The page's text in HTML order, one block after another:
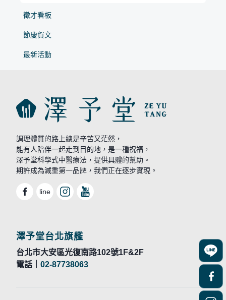
徵才看板
節慶賀文
最新活動
調理體質的路上總是辛苦又茫然，
能有人陪伴一起走到目的地，是一種祝福，
澤予堂科學式中醫療法，提供具體的幫助。
期許成為減重第一品牌，我們正在逐步實現。
line
澤予堂台北旗艦
台北市大安區光復南路102號1F&2F
電話｜ 02-87738063